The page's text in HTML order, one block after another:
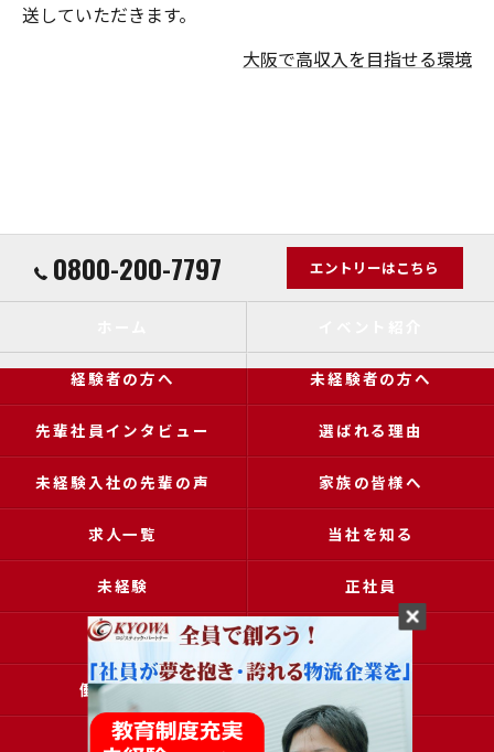
送していただきます。
大阪で高収入を目指せる環境
0800-200-7797 エントリーはこちら
経験者の方へ 未経験者の方へ
先輩社員インタビュー 選ばれる理由
未経験入社の先輩の声 家族の皆様へ
求人一覧 当社を知る
未経験 正社員
高収入
働きやすい アクセス
ブログ コラム